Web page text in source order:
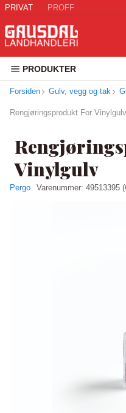
PRIVAT PROFF
PRODUKTER
Forsiden Gulv, vegg og tak
Rengjøringsprodukt For Vinylgulv
Vinylgulv
Pergo Varenummer: 49513395